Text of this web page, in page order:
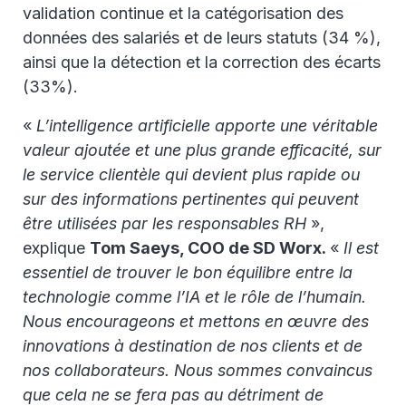
validation continue et la catégorisation des
données des salariés et de leurs statuts (34 %),
ainsi que la détection et la correction des écarts
(33%).
« L’intelligence artificielle apporte une véritable
valeur ajoutée et une plus grande efficacité, sur
le service clientèle qui devient plus rapide ou
sur des informations pertinentes qui peuvent
être utilisées par les responsables RH »,
explique Tom Saeys, COO de SD Worx. « Il est
essentiel de trouver le bon équilibre entre la
technologie comme l’IA et le rôle de l’humain.
Nous encourageons et mettons en œuvre des
innovations à destination de nos clients et de
nos collaborateurs. Nous sommes convaincus
que cela ne se fera pas au détriment de